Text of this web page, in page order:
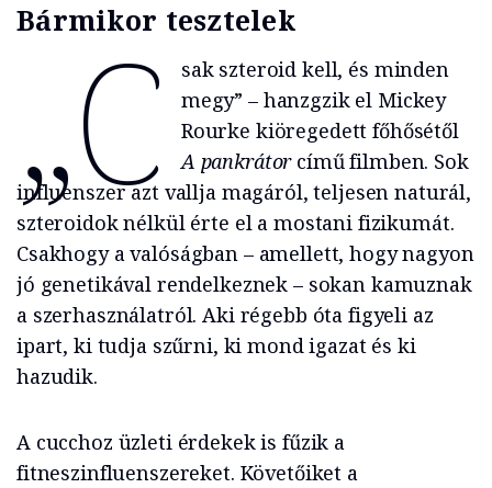
Bármikor tesztelek
„C
sak szteroid kell, és minden
megy” – hanzgzik el Mickey
Rourke kiöregedett főhősétől
A pankrátorcímű filmben. Sok
influenszer azt vallja magáról, teljesen naturál,
szteroidok nélkül érte el a mostani fizikumát.
Csakhogy a valóságban – amellett, hogy nagyon
jó genetikával rendelkeznek – sokan kamuznak
a szerhasználatról. Aki régebb óta figyeli az
ipart, ki tudja szűrni, ki mond igazat és ki
hazudik.
A cucchoz üzleti érdekek is fűzik a
fitneszinfluenszereket. Követőiket a